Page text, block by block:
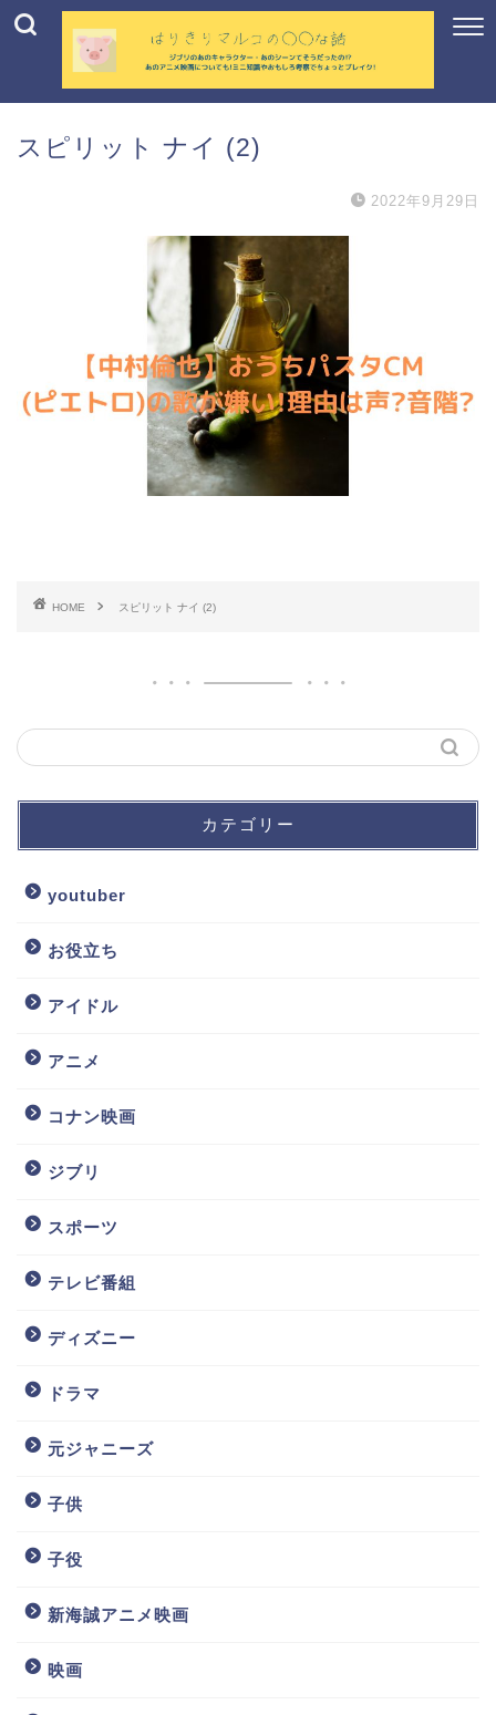
スピリット ナイ (2)
2022年9月29日
HOME スピリット ナイ (2)
カテゴリー
youtuber
お役立ち
アイドル
アニメ
コナン映画
ジブリ
スポーツ
テレビ番組
ディズニー
ドラマ
元ジャニーズ
子供
子役
新海誠アニメ映画
映画